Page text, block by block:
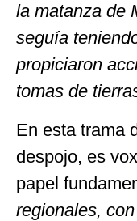
la matanza de
seguía
propiciaron
tomas de
En esta trama
despojo, es
papel
regionales,